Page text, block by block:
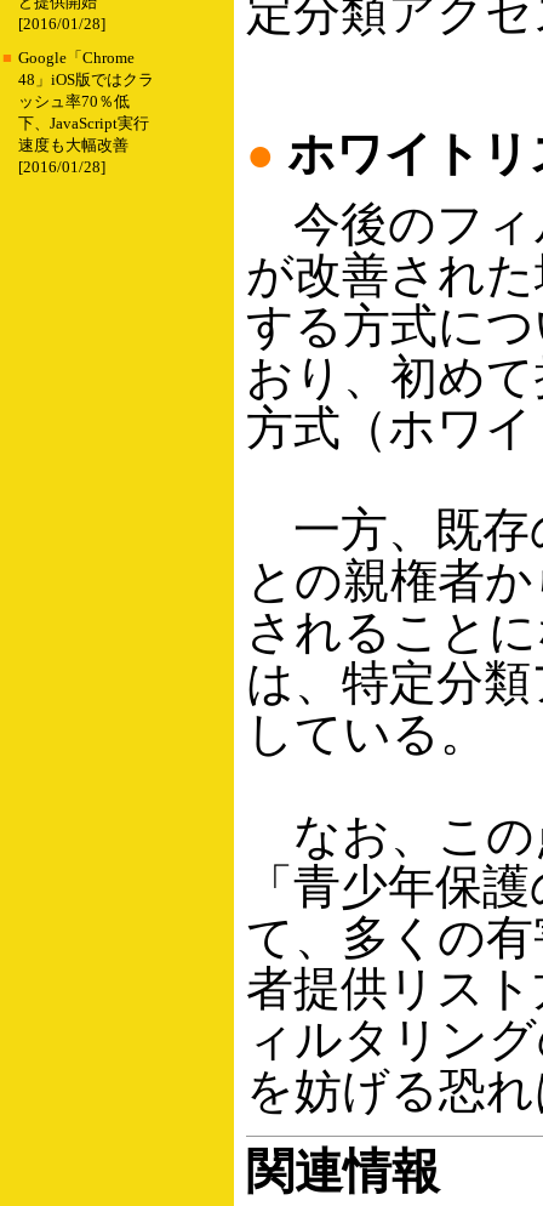
[2016/01/28]
■ Google「Chrome
48」iOS版ではクラ
ッシュ率70％低
下、JavaScript実行
速度も大幅改善
[2016/01/28]
定分類アク
● ホワイトリ
今後のフィ
が改善され
する方式に
おり、初め
方式（ホワ
一方、既存
との親権者
されること
は、特定分
している。
なお、この
「青少年保
て、多くの
者提供リス
ィルタリン
を妨げる恐
関連情報